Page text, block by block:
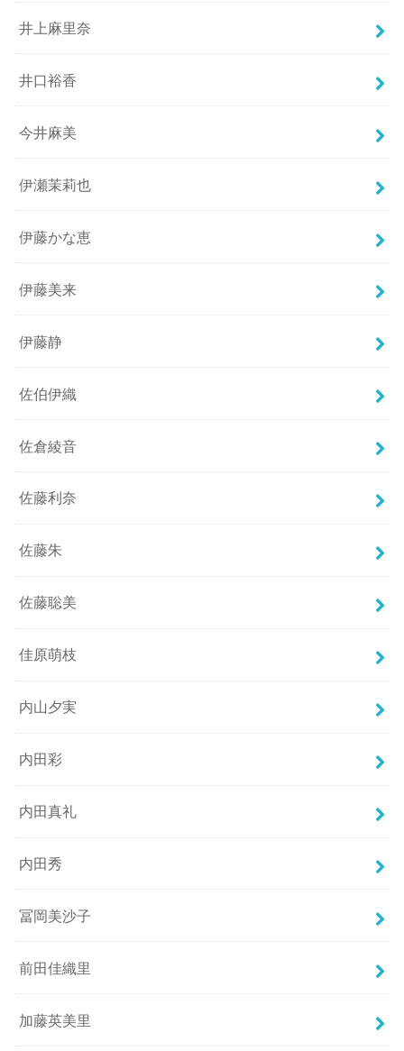
井上麻里奈
井口裕香
今井麻美
伊瀬茉莉也
伊藤かな恵
伊藤美来
伊藤静
佐伯伊織
佐倉綾音
佐藤利奈
佐藤朱
佐藤聡美
佳原萌枝
内山夕実
内田彩
内田真礼
内田秀
冨岡美沙子
前田佳織里
加藤英美里